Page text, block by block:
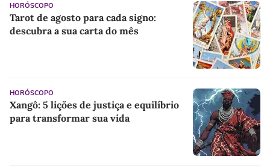
HORÓSCOPO
Tarot de agosto para cada signo:
descubra a sua carta do mês
HORÓSCOPO
Xangô: 5 lições de justiça e equilíbrio
para transformar sua vida